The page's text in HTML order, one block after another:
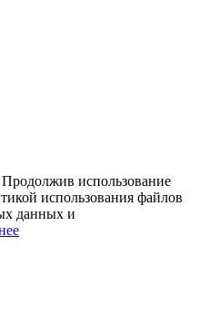
использование
использования файлов
данных и